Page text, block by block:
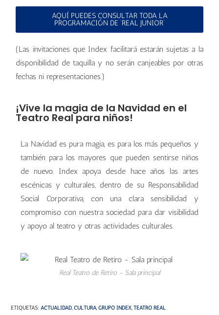
MÁS INFO
AQUÍ PUEDES CONSULTAR TODA LA
PROGRAMACIÓN DE ‘REAL JUNIOR’
(Las invitaciones que Index facilitará estarán sujetas a la
disponibilidad de taquilla y no serán canjeables por otras
fechas ni representaciones.)
¡Vive la magia de la Navidad en el
Teatro Real para niños!
La Navidad es pura magia, es para los más pequeños y
también para los mayores que pueden sentirse niños
de nuevo. Index apoya desde hace años las artes
escénicas y culturales, dentro de su Responsabilidad
Social Corporativa, con una clara sensibilidad y
compromiso con nuestra sociedad para dar visibilidad
y apoyo al teatro y otras actividades culturales.
Real Teatro de Retiro - Sala principal
ETIQUETAS:ACTUALIDAD, CULTURA, GRUPO INDEX, TEATRO REAL